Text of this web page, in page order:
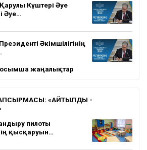
Күштері Әуе
Әуе…
Әкімшілігінің
жаңалықтар
«АЙТЫЛДЫ -
пилоты
қысқаруын…